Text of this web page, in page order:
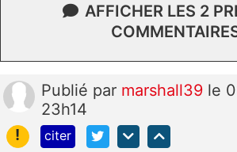
AFFICHER LES 2
Publié par marshall39 le
23h14
!
citer